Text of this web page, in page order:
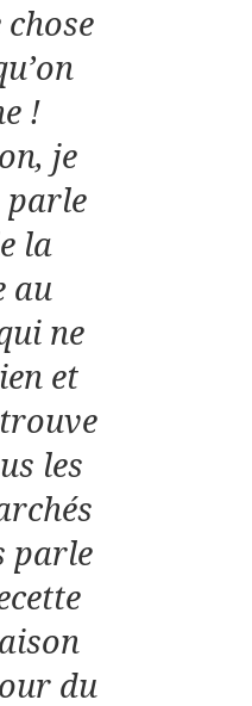
chose
!
je
parle
la
au
ne
et
les
parle
du